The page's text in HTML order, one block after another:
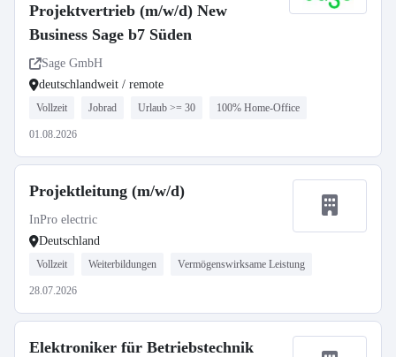
Projektvertrieb (m/w/d) New
Business Sage b7 Süden
Sage GmbH
deutschlandweit / remote
Vollzeit Jobrad Urlaub >= 30 100% Home-Office
01.08.2026
Projektleitung (m/w/d)
InPro electric
Deutschland
Vollzeit Weiterbildungen Vermögenswirksame Leistung
28.07.2026
Elektroniker für Betriebstechnik